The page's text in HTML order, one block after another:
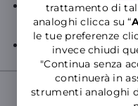
trattamento di
analoghi clicca su “
le tue preferenze
invece chiudi
"Continua senza
continuerà in
strumenti analoghi
Modulo Istanza
nuovo allaccio)
Email valida